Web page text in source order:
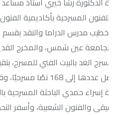
المسرحية بأكاديمية الفنون، والأستاذ
مدرس الدراما والنقد بقسم علوم المسرح
عين شمس، والمخرج القدير سامح
بالبيت الفني للمسرح، بتقييم الأعمال
التي وصل عددها إلى 168 نصًا مسرحيًا، وقامت
حمدي الباحثة المسرحية بالمركز
الشعبية، وأسفر التحكيم عن النتائج